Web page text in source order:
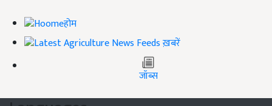
होम
ख़बरें
जॉब्स